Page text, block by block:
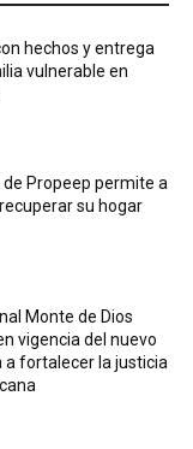
hechos y entrega
vulnerable en
Propeep permite a
su hogar
Monte de Dios
vigencia del nuevo
a fortalecer la justicia